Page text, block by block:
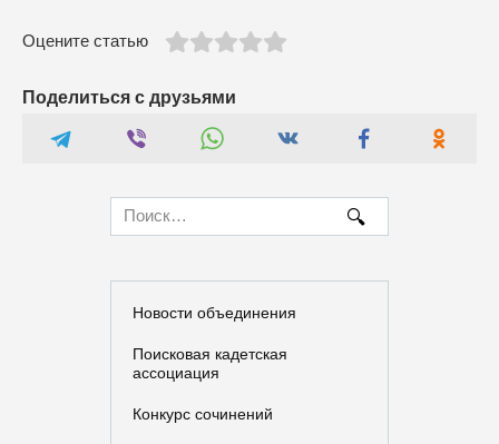
Оцените статью
Поделиться с друзьями
Search
for:
Новости объединения
Поисковая кадетская
ассоциация
Конкурс сочинений